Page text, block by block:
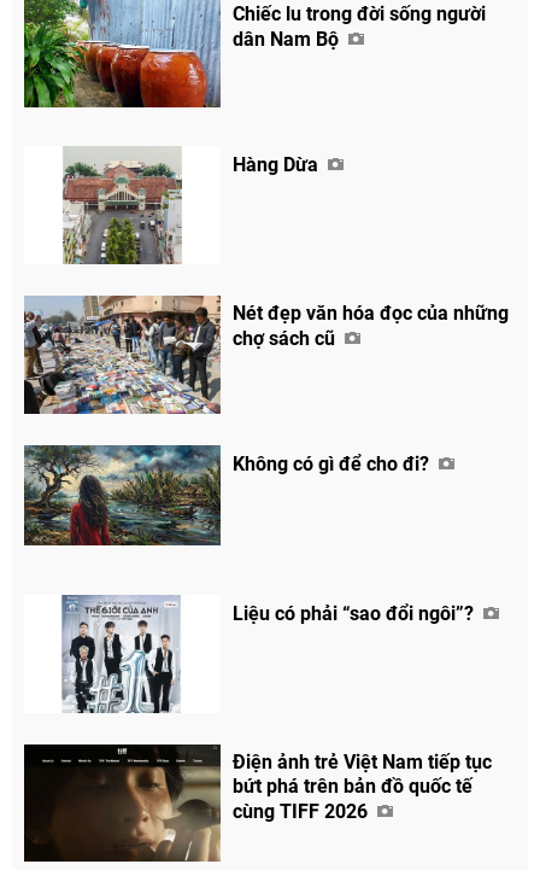
Chiếc lu trong đời sống người
dân Nam Bộ
Hàng Dừa
Nét đẹp văn hóa đọc của những
chợ sách cũ
Không có gì để cho đi?
Liệu có phải “sao đổi ngôi”?
Điện ảnh trẻ Việt Nam tiếp tục
bứt phá trên bản đồ quốc tế
cùng TIFF 2026